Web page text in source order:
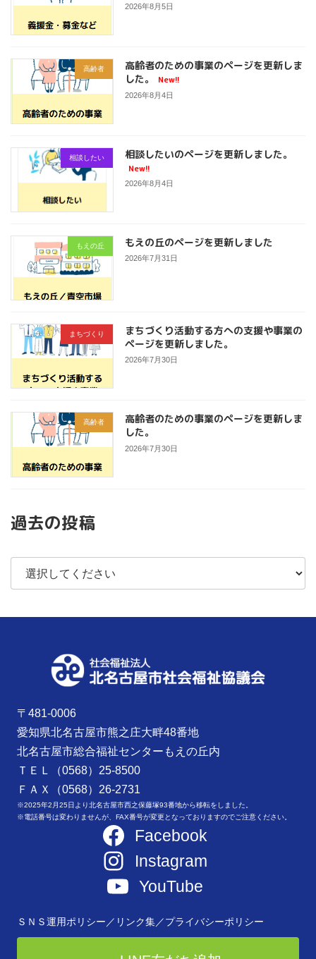
2026年8月5日
高齢者
高齢者のための事業のページを更新しま
した。
New!!
2026年8月4日
相談したい 相談したいのページを更新しました。
New!!
2026年8月4日
もえの丘 もえの丘のページを更新しました
2026年7月31日
まちづくり
まちづくり活動する方への支援や事業の
ページを更新しました。
2026年7月30日
高齢者
高齢者のための事業のページを更新しま
した。
2026年7月30日
過去の投稿
〒481-0006
愛知県北名古屋市熊之庄大畔48番地
北名古屋市総合福祉センターもえの丘内
ＴＥＬ（0568）25-8500
ＦＡＸ（0568）26-2731
※2025年2月25日より北名古屋市西之保藤塚93番地から移転をしました。
※電話番号は変わりませんが、FAX番号が変更となっておりますのでご注意ください。
Facebook
Instagram
YouTube
ＳＮＳ運用ポリシー／ リンク集／プライバシーポリシー